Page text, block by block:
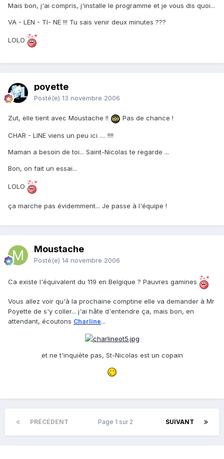
Mais bon, j'ai compris, j'installe le programme et je vous dis quoi...
VA - LEN - TI- NE !!! Tu sais venir deux minutes ???
LOLO
poyette
Posté(e) 13 novembre 2006
Zut, elle tient avec Moustache !! Pas de chance !
CHAR - LINE viens un peu ici .... !!!!
Maman a besoin de toi... Saint-Nicolas te regarde ...
Bon, on fait un essai...
LOLO
ça marche pas évidemment... Je passe à l'équipe !
Moustache
Posté(e) 14 novembre 2006
Ca existe l'équivalent du 119 en Belgique ? Pauvres gamines
Vous allez voir qu'à la prochaine comptine elle va demander à Mr
Poyette de s'y coller... j'ai hâte d'entendre ça, mais bon, en
attendant, écoutons Charline...
et ne t'inquiète pas, St-Nicolas est un copain
PRÉCÉDENT SUIVANT
Page 1 sur 2